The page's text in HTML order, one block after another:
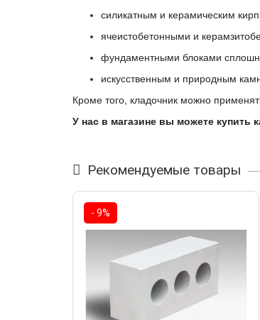
силикатным и керамическим
ячеистобетонными и
фундаментными блоками
искусственным и природным
Кроме того, кладочник можно
У нас в магазине вы можете купить
Рекомендуемые товары
- 9%